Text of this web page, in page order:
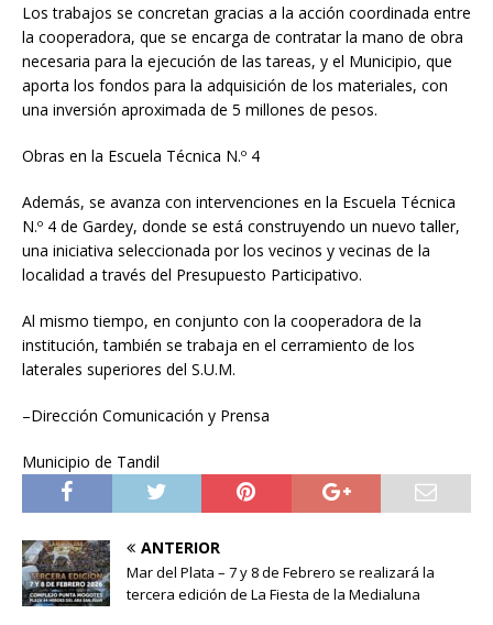
Los trabajos se concretan gracias a la acción coordinada entre
la cooperadora, que se encarga de contratar la mano de obra
necesaria para la ejecución de las tareas, y el Municipio, que
aporta los fondos para la adquisición de los materiales, con
una inversión aproximada de 5 millones de pesos.
Obras en la Escuela Técnica N.º 4
Además, se avanza con intervenciones en la Escuela Técnica
N.º 4 de Gardey, donde se está construyendo un nuevo taller,
una iniciativa seleccionada por los vecinos y vecinas de la
localidad a través del Presupuesto Participativo.
Al mismo tiempo, en conjunto con la cooperadora de la
institución, también se trabaja en el cerramiento de los
laterales superiores del S.U.M.
–Dirección Comunicación y Prensa
Municipio de Tandil
ANTERIOR
Mar del Plata – 7 y 8 de Febrero se realizará la
tercera edición de La Fiesta de la Medialuna